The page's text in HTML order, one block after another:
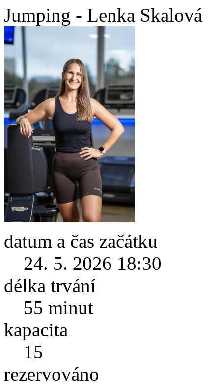
Jumping - Lenka Skalová
datum a čas začátku
24. 5. 2026 18:30
délka trvání
55 minut
kapacita
15
rezervováno